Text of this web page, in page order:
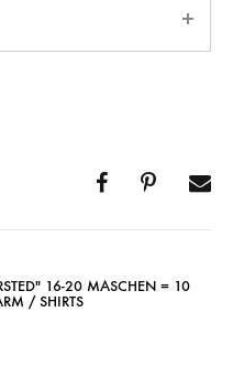
16-20 MASCHEN = 10
/ SHIRTS